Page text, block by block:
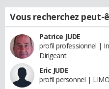
Vous recherchez peut-
Patrice JUDE
profil professionnel |
Dirigeant
Eric JUDE
profil personnel |